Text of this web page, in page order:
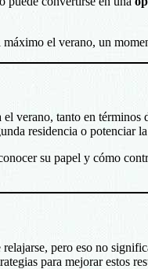
el verano, un
verano, tanto en términos
residencia o potenciar la
su papel y cómo
pero eso no
para mejorar estos